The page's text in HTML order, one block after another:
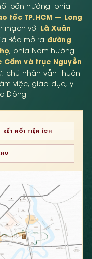
bốn hướng: phía
tốc TP.HCM — Long
mạch với Lã Xuân
Bắc mở ra đường
; phía Nam hướng
Cầm và trục Nguyễn
chủ nhân vẫn thuận
việc, giáo dục, y
Đông.
KẾT NỐI TIỆN ÍCH